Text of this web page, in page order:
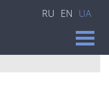
RU EN UA